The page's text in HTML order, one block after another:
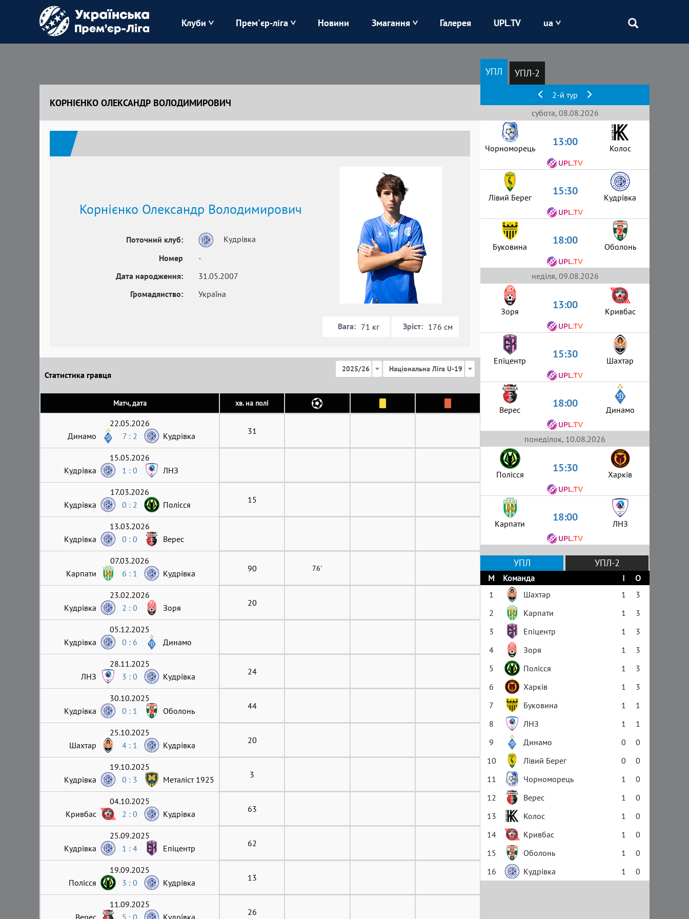
Клуби
Зоря Карпати Колос Кривбас
Оболонь
Прем'єр-ліга Новини Змагання Галерея UPL.TV ua
КОРНІЄНКО ОЛЕКСАНДР ВОЛОДИМИРОВИЧ
Корнієнко Олександр Володимирович
Поточний клуб:
Кудрівка
Номер
-
Дата народження:
31.05.2007
Громадянство:
Україна
Вага: 71 кг Зріст: 176 см
Статистика гравця
2025/26 Національна Ліга U-19
Матч, дата хв. на полі
22.05.2026
Динамо
7 : 2 Кудрівка 31
15.05.2026
Кудрівка
1 : 0 ЛНЗ
17.03.2026
Кудрівка
0 : 2 Полісся 15
13.03.2026
Кудрівка
0 : 0 Верес
07.03.2026
Карпати
6 : 1 Кудрівка 90 76'
23.02.2026
Кудрівка
2 : 0 Зоря 20
05.12.2025
Кудрівка
0 : 6 Динамо
28.11.2025
ЛНЗ
3 : 0 Кудрівка 24
30.10.2025
Кудрівка
0 : 1 Оболонь 44
25.10.2025
Шахтар
4 : 1 Кудрівка 20
19.10.2025
Кудрівка
0 : 3 Металіст 1925 3
04.10.2025
Кривбас
2 : 0 Кудрівка 63
25.09.2025
Кудрівка
1 : 4 Епіцентр 62
19.09.2025
Полісся
3 : 0 Кудрівка 13
11.09.2025
Верес
5 : 0 Кудрівка 26
УПЛ УПЛ-2
2-й тур
субота, 08.08.2026
Чорноморець 13:00 Колос
Лівий Берег 15:30 Кудрівка
Буковина 18:00 Оболонь
неділя, 09.08.2026
Зоря 13:00 Кривбас
Епіцентр 15:30 Шахтар
Верес 18:00 Динамо
понеділок, 10.08.2026
Полісся 15:30 Харків
Карпати 18:00 ЛНЗ
УПЛ УПЛ-2
М Команда І
О
1
Шахтар 1
3
2
Карпати 1
3
3
Епіцентр 1
3
4
Зоря 1
3
5
Полісся 1
3
6
Харків 1
3
7
Буковина 1
1
8
ЛНЗ 1
1
9
Динамо 0
0
10
Лівий Берег 0
0
11
Чорноморець 1
0
12
Верес 1
0
13
Колос 1
0
14
Кривбас 1
0
15
Оболонь 1
0
16
Кудрівка 1 0